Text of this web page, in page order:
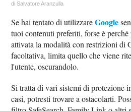
diSalvatore Aranzulla
Se hai tentato di utilizzareGoogle
tuoi contenuti preferiti, forse è perché
attivata la modalità con restrizioni di
facoltativa, limita quello che viene
l'utente, oscurandolo.
Si tratta di vari sistemi di protezione
casi, potresti trovare a ostacolarti.